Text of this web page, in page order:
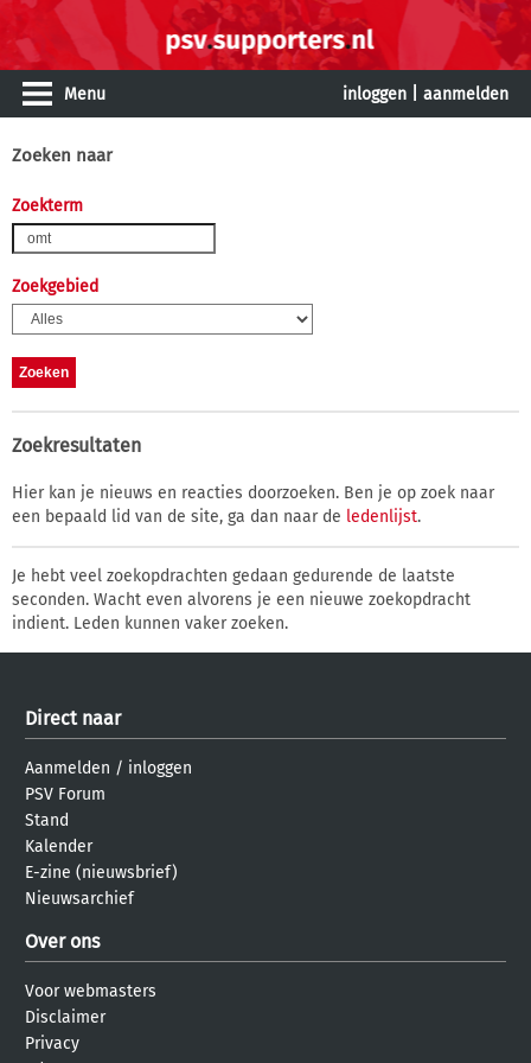
Menu inloggen aanmelden
Zoeken naar
Zoekterm
Zoekgebied
Zoekresultaten
Hier kan je nieuws en reacties doorzoeken. Ben je op zoek naar
een bepaald lid van de site, ga dan naar de ledenlijst.
Je hebt veel zoekopdrachten gedaan gedurende de laatste
seconden. Wacht even alvorens je een nieuwe zoekopdracht
indient. Leden kunnen vaker zoeken.
Direct naar
Aanmelden / inloggen
PSV Forum
Stand
Kalender
E-zine (nieuwsbrief)
Nieuwsarchief
Over ons
Voor webmasters
Disclaimer
Privacy